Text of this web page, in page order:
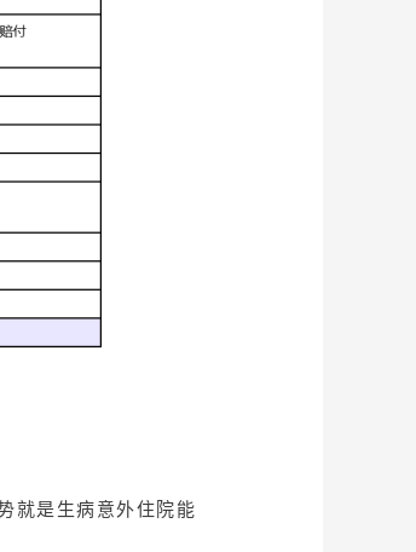
就是生病意外住院能